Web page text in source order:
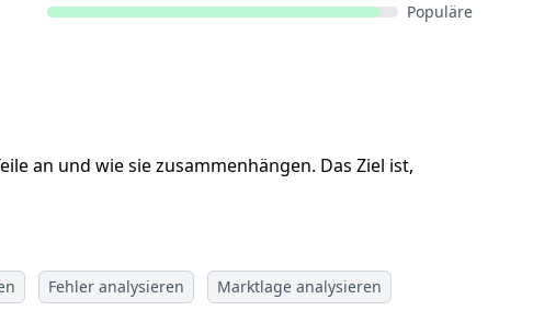
Populäre
an und wie sie zusammenhängen. Das Ziel ist,
Fehler analysieren Marktlage analysieren